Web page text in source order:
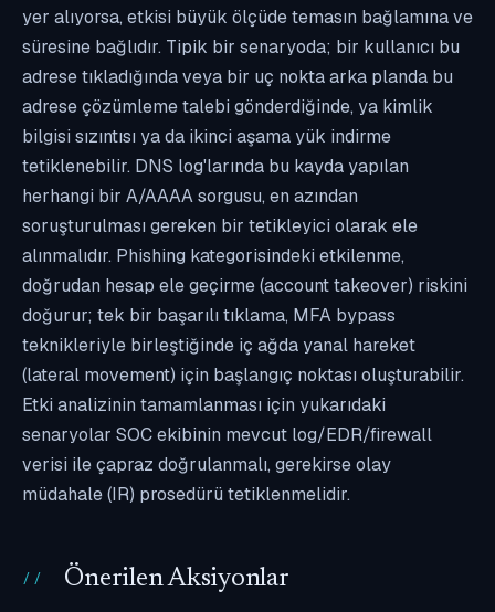
yer alıyorsa, etkisi büyük ölçüde temasın bağlamına ve
süresine bağlıdır. Tipik bir senaryoda; bir kullanıcı bu
adrese tıkladığında veya bir uç nokta arka planda bu
adrese çözümleme talebi gönderdiğinde, ya kimlik
bilgisi sızıntısı ya da ikinci aşama yük indirme
tetiklenebilir. DNS log'larında bu kayda yapılan
herhangi bir A/AAAA sorgusu, en azından
soruşturulması gereken bir tetikleyici olarak ele
alınmalıdır. Phishing kategorisindeki etkilenme,
doğrudan hesap ele geçirme (account takeover) riskini
doğurur; tek bir başarılı tıklama, MFA bypass
teknikleriyle birleştiğinde iç ağda yanal hareket
(lateral movement) için başlangıç noktası oluşturabilir.
Etki analizinin tamamlanması için yukarıdaki
senaryolar SOC ekibinin mevcut log/EDR/firewall
verisi ile çapraz doğrulanmalı, gerekirse olay
müdahale (IR) prosedürü tetiklenmelidir.
Önerilen Aksiyonlar